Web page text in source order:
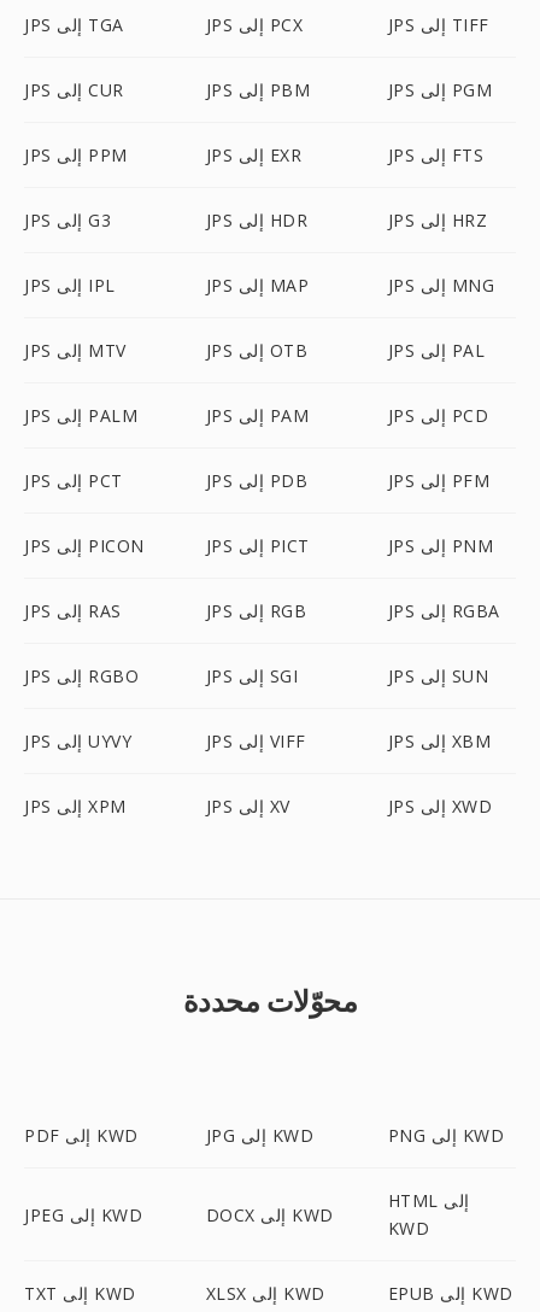
JPS إلى TGA JPS إلى PCX JPS إلى TIFF
JPS إلى CUR JPS إلى PBM JPS إلى PGM
JPS إلى PPM JPS إلى EXR JPS إلى FTS
JPS إلى G3 JPS إلى HDR JPS إلى HRZ
JPS إلى IPL JPS إلى MAP JPS إلى MNG
JPS إلى MTV JPS إلى OTB JPS إلى PAL
JPS إلى PALM JPS إلى PAM JPS إلى PCD
JPS إلى PCT JPS إلى PDB JPS إلى PFM
JPS إلى PICON JPS إلى PICT JPS إلى PNM
JPS إلى RAS JPS إلى RGB JPS إلى RGBA
JPS إلى RGBO JPS إلى SGI JPS إلى SUN
JPS إلى UYVY JPS إلى VIFF JPS إلى XBM
JPS إلى XPM JPS إلى XV JPS إلى XWD
محوّلات محددة
PDF إلى KWD JPG إلى KWD PNG إلى KWD
JPEG إلى KWD DOCX إلى KWD
HTML إلى
KWD
TXT إلى KWD XLSX إلى KWD EPUB إلى KWD